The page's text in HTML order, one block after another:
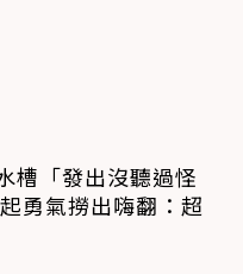
槽「發出沒聽過怪
勇氣撈出嗨翻：超